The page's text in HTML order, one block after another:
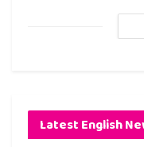
Latest English